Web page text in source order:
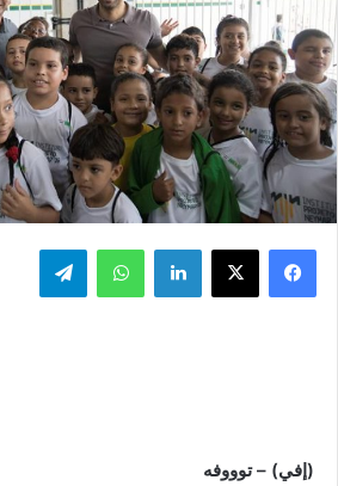
فيسبوك ‫X لينكدإن واتساب تيلقرام
(إفي) – توووفه